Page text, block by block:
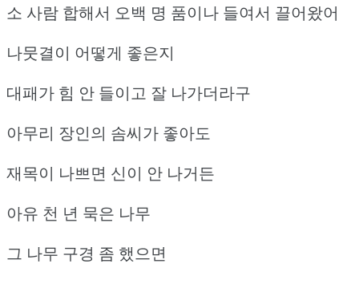
소 사람 합해서 오백 명 품이나 들여서 끌어왔어
나뭇결이 어떻게 좋은지
대패가 힘 안 들이고 잘 나가더라구
아무리 장인의 솜씨가 좋아도
재목이 나쁘면 신이 안 나거든
아유 천 년 묵은 나무
그 나무 구경 좀 했으면